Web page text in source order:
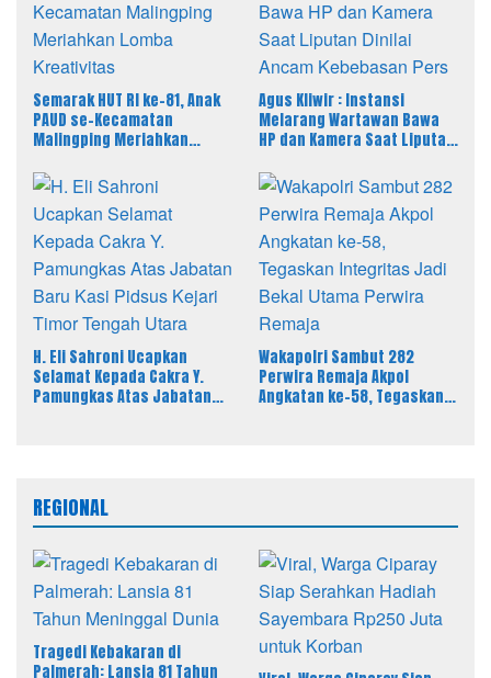
Semarak HUT RI ke-81, Anak
PAUD se-Kecamatan
Malingping Meriahkan
Agus Kliwir : Instansi
Melarang Wartawan Bawa
HP dan Kamera Saat Liputan
Pers
H. Eli Sahroni Ucapkan
Selamat Kepada Cakra Y.
Pamungkas Atas Jabatan
Wakapolri Sambut 282
Perwira Remaja Akpol
Angkatan ke-58, Tegaskan
REGIONAL
Tragedi Kebakaran di
Palmerah: Lansia 81 Tahun